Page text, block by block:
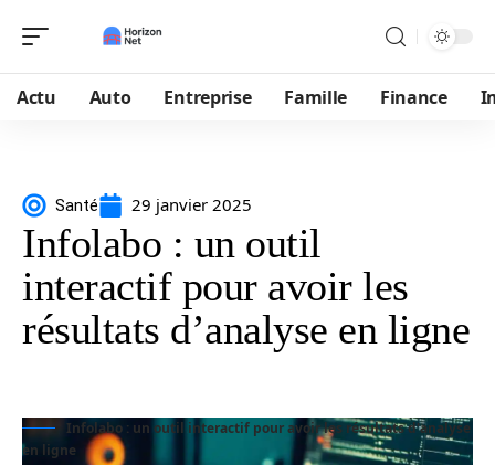
Actu Auto Entreprise Famille Finance
Santé 29 janvier 2025
Infolabo : un outil
interactif pour avoir les
résultats d’analyse en ligne
Infolabo : un outil interactif pour avoir les résultats d'analyse
en ligne